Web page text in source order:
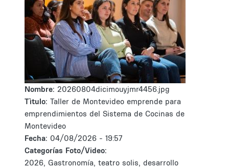
Nombre: 20260804dicimouyjmr4456.jpg
Tìtulo: Taller de Montevideo emprende para
emprendimientos del Sistema de Cocinas de
Montevideo
Fecha: 04/08/2026 - 19:57
Categorías Foto/Video:
2026, Gastronomía, teatro solis, desarrollo